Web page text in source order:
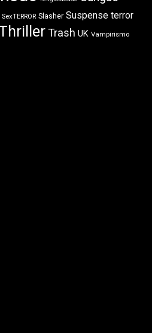
SexTERROR Slasher Suspense terror
Trash UK Vampirismo